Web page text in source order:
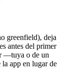
greenfield), deja
antes del primer
—tuya o de un
app en lugar de